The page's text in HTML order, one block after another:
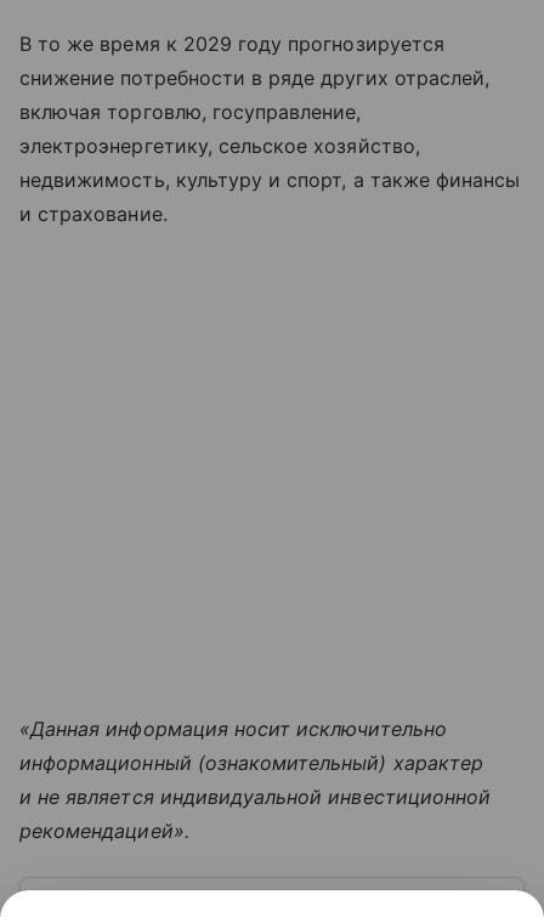
В то же время к 2029 году прогнозируется
снижение потребности в ряде других отраслей,
включая торговлю, госуправление,
электроэнергетику, сельское хозяйство,
недвижимость, культуру и спорт, а также финансы
и страхование.
«Данная информация носит исключительно
информационный (ознакомительный) характер
и не является индивидуальной инвестиционной
рекомендацией».